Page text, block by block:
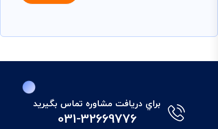
براي دريافت مشاوره تماس بگيريد
031-32669776